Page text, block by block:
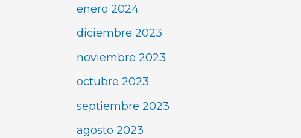
enero 2024
diciembre 2023
noviembre 2023
octubre 2023
septiembre 2023
agosto 2023